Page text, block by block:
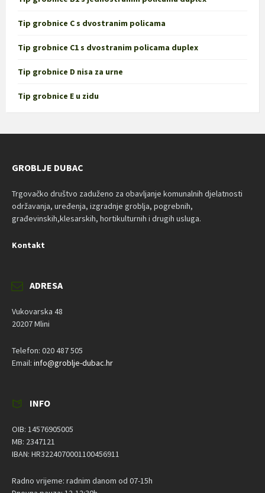
Tip grobnice C s dvostranim policama
Tip grobnice C1 s dvostranim policama duplex
Tip grobnice D nisa za urne
Tip grobnice E u zidu
GROBLJE DUBAC
Trgovačko društvo zaduženo za obavljanje komunalnih djelatnosti
održavanja, uređenja, izgradnje groblja, pogrebnih,
građevinskih,klesarskih, hortikulturnih i drugih usluga.
Kontakt
ADRESA
Vukovarska 48
20207 Mlini
Telefon: 020 487 505
Email: info@groblje-dubac.hr
INFO
OIB: 14576905005
MB: 2347121
IBAN: HR3224070001100456911
Radno vrijeme: radnim danom od 07-15h